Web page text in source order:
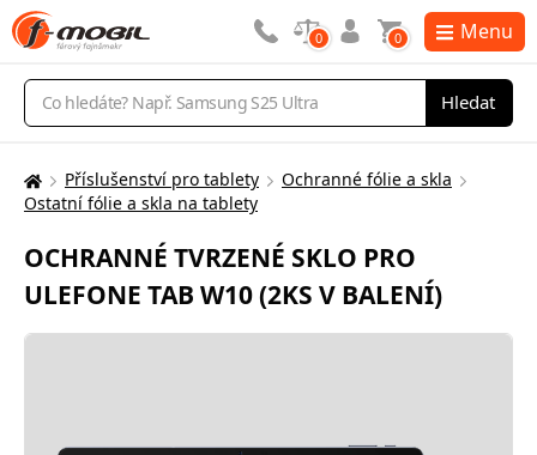
Vyhledávání
Hledat
0 0 Menu
Zde
nacházíte:
Příslušenství pro tablety
Ochranné fólie a skla
Ostatní fólie a skla na tablety
OCHRANNÉ TVRZENÉ SKLO PRO
ULEFONE TAB W10 (2KS V BALENÍ)